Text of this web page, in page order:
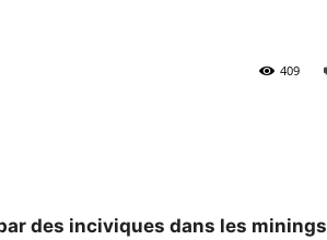
409
des inciviques dans les minings